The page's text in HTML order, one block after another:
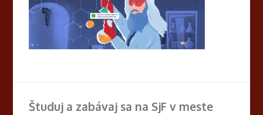
Študuj a zabávaj sa na SjF v meste